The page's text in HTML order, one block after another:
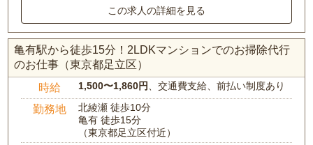
この求人の詳細を見る
亀有駅から徒歩15分！2LDKマンションでのお掃除代行
のお仕事（東京都足立区）
時給 1,500〜1,860円 、交通費支給、前払い制度あり
勤務地
北綾瀬 徒歩10分
亀有 徒歩15分
（東京都足立区付近）